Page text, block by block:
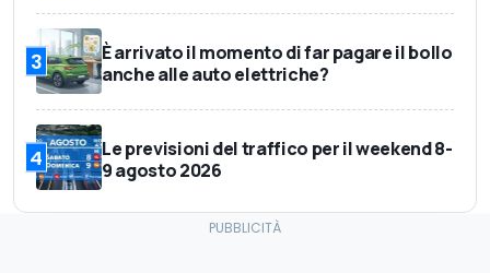
3
È arrivato il momento di far pagare il bollo
anche alle auto elettriche?
4
Le previsioni del traffico per il weekend 8-
9 agosto 2026